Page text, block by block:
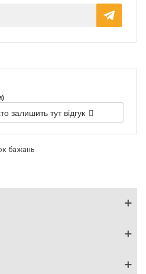
залишить тут відгук
бажань